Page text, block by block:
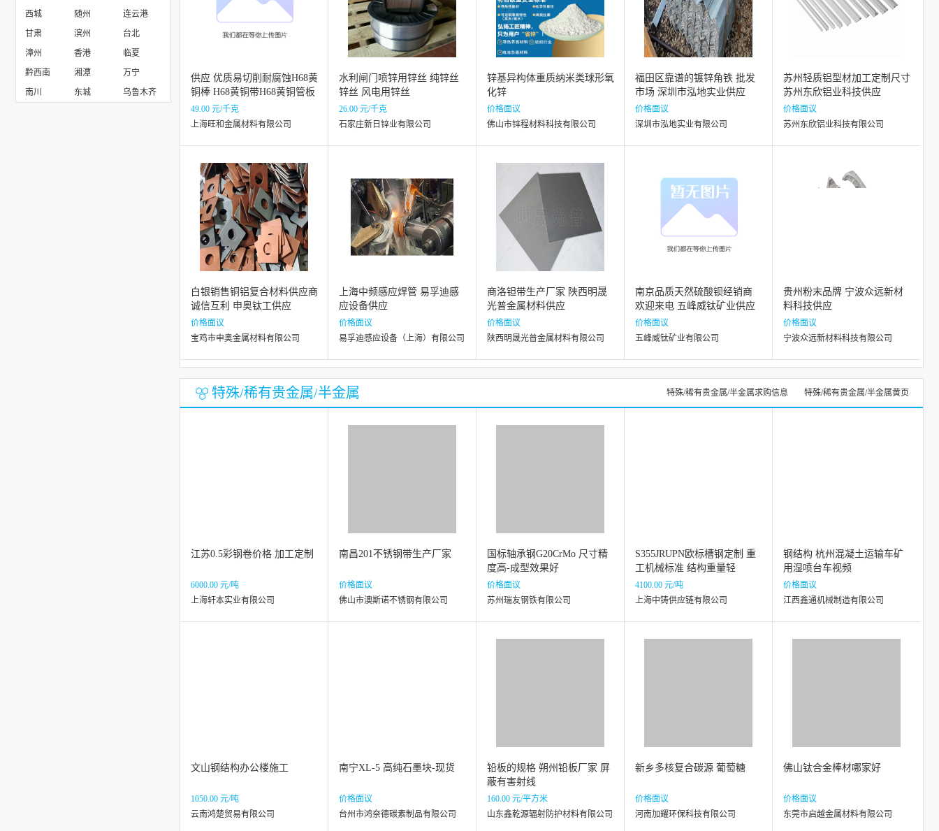
西城
随州
连云港
甘肃
滨州
台北
漳州
香港
临夏
黔西南
湘潭
万宁
南川
东城 乌鲁木齐
供应 优质易切削耐腐蚀H68黄
铜棒 H68黄铜带H68黄铜管板
49.00 元/千克
上海旺和金属材料有限公司
水利闸门喷锌用锌丝 纯锌丝
锌丝 风电用锌丝
26.00 元/千克
石家庄新日锌业有限公司
锌基异构体重质纳米类球形氧
化锌
价格面议
佛山市锌程材料科技有限公司
福田区靠谱的镀锌角铁 批发
市场 深圳市泓地实业供应
价格面议
深圳市泓地实业有限公司
苏州轻质铝型材加工定制尺寸
苏州东欣铝业科技供应
价格面议
苏州东欣铝业科技有限公司
白银销售铜铝复合材料供应商
诚信互利 申奥钛工供应
价格面议
宝鸡市申奥金属材料有限公司
上海中频感应焊管 易孚迪感
应设备供应
价格面议
易孚迪感应设备（上海）有限公司
商洛钽带生产厂家 陕西明晟
光普金属材料供应
价格面议
陕西明晟光普金属材料有限公司
南京品质天然硫酸钡经销商
欢迎来电 五峰威钛矿业供应
价格面议
五峰威钛矿业有限公司
贵州粉末品牌 宁波众远新材
料科技供应
价格面议
宁波众远新材料科技有限公司
特殊/稀有贵金属/半金属 特殊/稀有贵金属/半金属求购信息 特殊/稀有贵金属/半金属黄页
江苏0.5彩钢卷价格 加工定制
6000.00 元/吨
上海轩本实业有限公司
南昌201不锈钢带生产厂家
价格面议
佛山市澳斯诺不锈钢有限公司
国标轴承钢G20CrMo 尺寸精
度高-成型效果好
价格面议
苏州瑞友钢铁有限公司
S355JRUPN欧标槽钢定制 重
工机械标准 结构重量轻
4100.00 元/吨
上海中铸供应链有限公司
钢结构 杭州混凝土运输车矿
用湿喷台车视频
价格面议
江西鑫通机械制造有限公司
文山钢结构办公楼施工
1050.00 元/吨
云南鸿楚贸易有限公司
南宁XL-5 高纯石墨块-现货
价格面议
台州市鸿奈德碳素制品有限公司
铅板的规格 朔州铅板厂家 屏
蔽有害射线
160.00 元/平方米
山东鑫乾源辐射防护材料有限公司
新乡多核复合碳源 葡萄糖
价格面议
河南加耀环保科技有限公司
佛山钛合金棒材哪家好
价格面议
东莞市启越金属材料有限公司